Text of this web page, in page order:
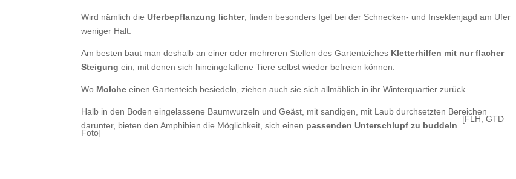
Wird nämlich dieUferbepflanzung lichter, finden besonders Igel bei der Schnecken- und Insektenjagd am Ufer
weniger Halt.
Am besten baut man deshalb an einer oder mehreren Stellen des Gartenteiches Kletterhilfen mit nur flacher
Steigung ein, mit denen sich hineingefallene Tiere selbst wieder befreien können.
Wo Molche einen Gartenteich besiedeln, ziehen auch sie sich allmählich in ihr Winterquartier zurück.
Halb in den Boden eingelassene Baumwurzeln und Geäst, mit sandigen, mit Laub durchsetzten Bereichen
darunter, bieten den Amphibien die Möglichkeit, sich einen passenden Unterschlupf zu buddeln
[FLH, GTD
Foto]